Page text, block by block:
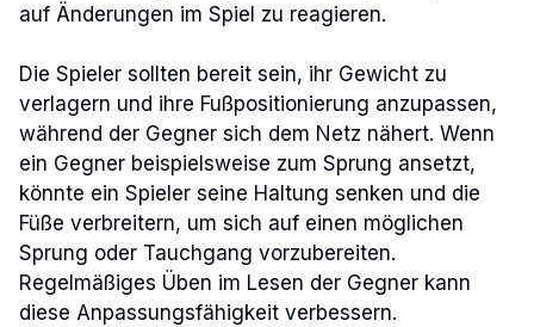
auf Änderungen im Spiel zu reagieren.
Die Spieler sollten bereit sein, ihr Gewicht zu
verlagern und ihre Fußpositionierung anzupassen,
während der Gegner sich dem Netz nähert. Wenn
ein Gegner beispielsweise zum Sprung ansetzt,
könnte ein Spieler seine Haltung senken und die
Füße verbreitern, um sich auf einen möglichen
Sprung oder Tauchgang vorzubereiten.
Regelmäßiges Üben im Lesen der Gegner kann
diese Anpassungsfähigkeit verbessern.